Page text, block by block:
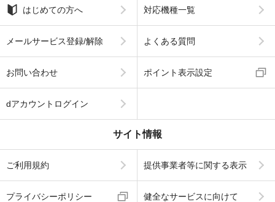
はじめての方へ 対応機種一覧
メールサービス登録/解除 よくある質問
お問い合わせ ポイント表示設定
dアカウントログイン
サイト情報
ご利用規約 提供事業者等に関する表示
プライバシーポリシー 健全なサービスに向けて